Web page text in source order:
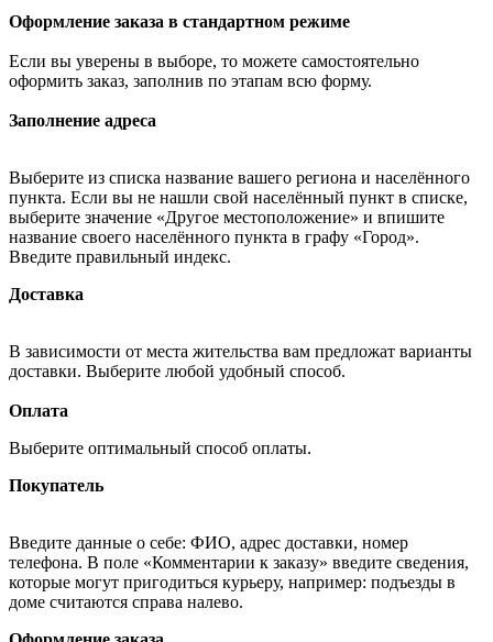
Оформление заказа в стандартном режиме
Если вы уверены в выборе, то можете самостоятельно
оформить заказ, заполнив по этапам всю форму.
Заполнение адреса
Выберите из списка название вашего региона и населённого
пункта. Если вы не нашли свой населённый пункт в списке,
выберите значение «Другое местоположение» и впишите
название своего населённого пункта в графу «Город».
Введите правильный индекс.
Доставка
В зависимости от места жительства вам предложат варианты
доставки. Выберите любой удобный способ.
Оплата
Выберите оптимальный способ оплаты.
Покупатель
Введите данные о себе: ФИО, адрес доставки, номер
телефона. В поле «Комментарии к заказу» введите сведения,
которые могут пригодиться курьеру, например: подъезды в
доме считаются справа налево.